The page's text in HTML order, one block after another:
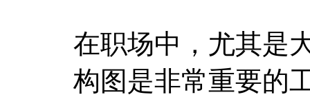
在职场中，尤其是
构图是非常重要的